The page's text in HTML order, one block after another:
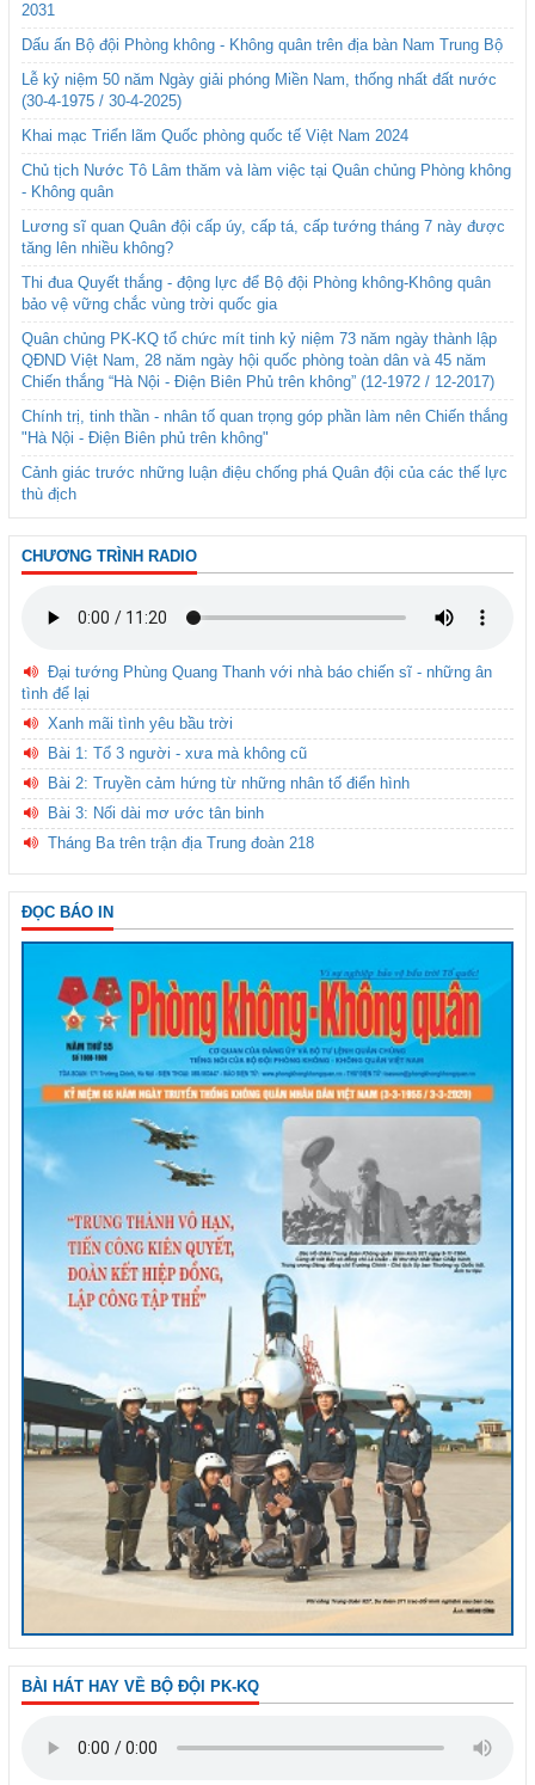
2031
Dấu ấn Bộ đội Phòng không - Không quân trên địa bàn Nam Trung Bộ
Lễ kỷ niệm 50 năm Ngày giải phóng Miền Nam, thống nhất đất nước
(30-4-1975 / 30-4-2025)
Khai mạc Triển lãm Quốc phòng quốc tế Việt Nam 2024
Chủ tịch Nước Tô Lâm thăm và làm việc tại Quân chủng Phòng không
- Không quân
Lương sĩ quan Quân đội cấp úy, cấp tá, cấp tướng tháng 7 này được
tăng lên nhiều không?
Thi đua Quyết thắng - động lực để Bộ đội Phòng không-Không quân
bảo vệ vững chắc vùng trời quốc gia
Quân chủng PK-KQ tổ chức mít tinh kỷ niệm 73 năm ngày thành lập
QĐND Việt Nam, 28 năm ngày hội quốc phòng toàn dân và 45 năm
Chiến thắng “Hà Nội - Điện Biên Phủ trên không” (12-1972 / 12-2017)
Chính trị, tinh thần - nhân tố quan trọng góp phần làm nên Chiến thắng
"Hà Nội - Điện Biên phủ trên không"
Cảnh giác trước những luận điệu chống phá Quân đội của các thế lực
thù địch
CHƯƠNG TRÌNH RADIO
Đại tướng Phùng Quang Thanh với nhà báo chiến sĩ - những ân
tình để lại
Xanh mãi tình yêu bầu trời
Bài 1: Tổ 3 người - xưa mà không cũ
Bài 2: Truyền cảm hứng từ những nhân tố điển hình
Bài 3: Nối dài mơ ước tân binh
Tháng Ba trên trận địa Trung đoàn 218
ĐỌC BÁO IN
BÀI HÁT HAY VỀ BỘ ĐỘI PK-KQ